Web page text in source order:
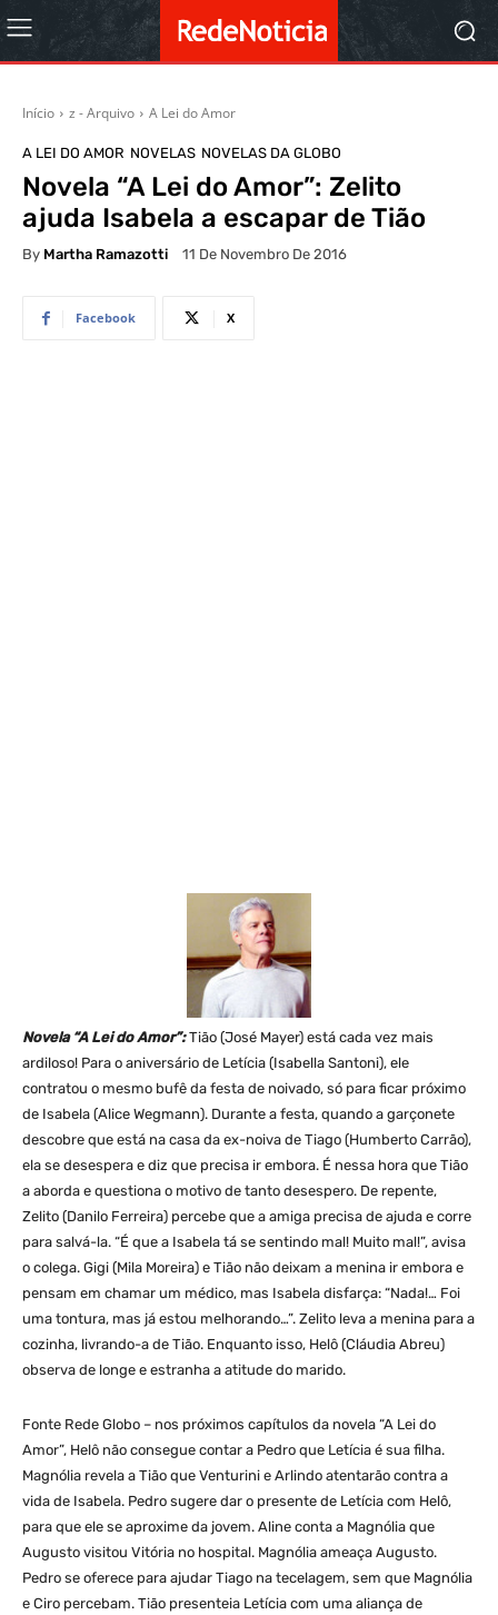
Início z - Arquivo A Lei do Amor
A LEI DO AMOR NOVELAS NOVELAS DA GLOBO
Novela “A Lei do Amor”: Zelito
ajuda Isabela a escapar de Tião
By Martha Ramazotti 11 De Novembro De 2016
Facebook X
Novela “A Lei do Amor”:Tião (José Mayer) está cada vez mais
ardiloso! Para o aniversário de Letícia (Isabella Santoni), ele
contratou o mesmo bufê da festa de noivado, só para ficar próximo
de Isabela (Alice Wegmann). Durante a festa, quando a garçonete
descobre que está na casa da ex-noiva de Tiago (Humberto Carrão),
ela se desespera e diz que precisa ir embora. É nessa hora que Tião
a aborda e questiona o motivo de tanto desespero. De repente,
Zelito (Danilo Ferreira) percebe que a amiga precisa de ajuda e corre
para salvá-la. “É que a Isabela tá se sentindo mal! Muito mal!”, avisa
o colega. Gigi (Mila Moreira) e Tião não deixam a menina ir embora e
pensam em chamar um médico, mas Isabela disfarça: “Nada!… Foi
uma tontura, mas já estou melhorando…”. Zelito leva a menina para a
cozinha, livrando-a de Tião. Enquanto isso, Helô (Cláudia Abreu)
observa de longe e estranha a atitude do marido.
Fonte Rede Globo – nos próximos capítulos da novela “A Lei do
Amor”, Helô não consegue contar a Pedro que Letícia é sua filha.
Magnólia revela a Tião que Venturini e Arlindo atentarão contra a
vida de Isabela. Pedro sugere dar o presente de Letícia com Helô,
para que ele se aproxime da jovem. Aline conta a Magnólia que
Augusto visitou Vitória no hospital. Magnólia ameaça Augusto.
Pedro se oferece para ajudar Tiago na tecelagem, sem que Magnólia
e Ciro percebam. Tião presenteia Letícia com uma aliança de